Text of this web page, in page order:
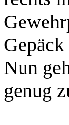
Nun
genug